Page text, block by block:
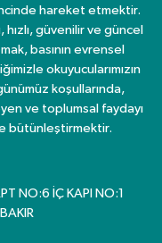
hareket etmektir.
güvenilir ve güncel
basının evrensel
okuyucularımızın
koşullarında,
ve toplumsal faydayı
bütünleştirmektir.
NO:6 İÇ KAPI NO:1